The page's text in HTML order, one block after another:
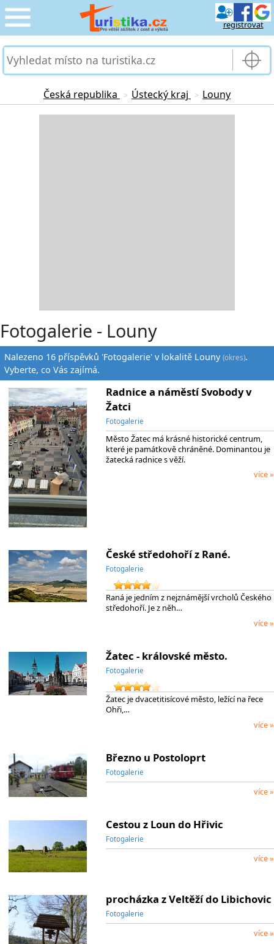
registrovat
CESTOVÁNÍ
SLUŽBY & DOPRAVA
PRO TURISTY
Česká republika > Ústecký kraj > Louny
Fotogalerie - Louny
Nalezeno 16 příspěvků 'Fotogalerie' v lokalitě Louny(okres).
Vyberte, co Vás zajímá.
Radnice a náměstí Svobody v
Žatci
Fotogalerie
Město Žatec má krásné historické centrum,
které je památkově chráněné. Dominantou je
žatecká radnice s věží.
více »
České středohoří z Rané.
Fotogalerie
Raná je jedním z nejznámější vrcholů Českého
středohoří. Je z něh…
více »
Žatec - královské město.
Fotogalerie
Žatec je dvacetitisícové město, ležící na řece
Ohři,…
více »
Březno u Postoloprt
Fotogalerie
více »
Cestou z Loun do Hřivic
Fotogalerie
více »
procházka z Veltěží do Libichovic
Fotogalerie
více »